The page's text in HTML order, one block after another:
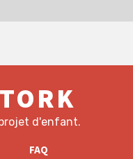
d'enfant.
FAQ